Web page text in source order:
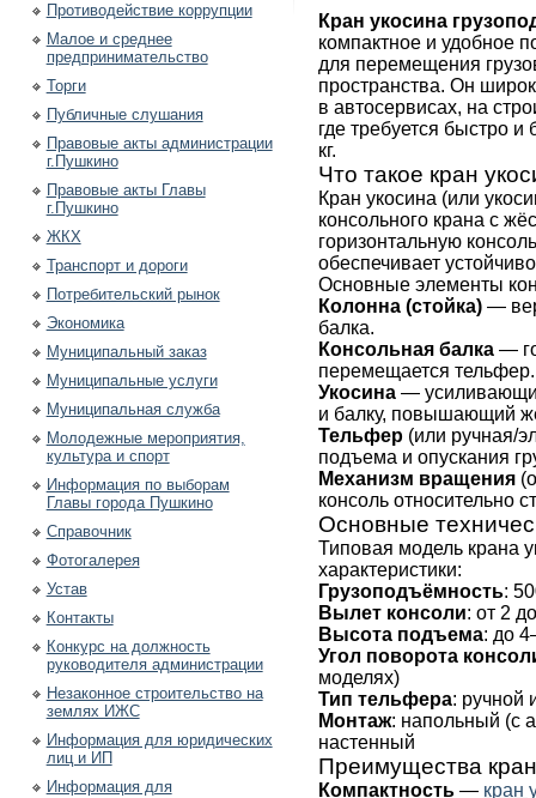
Противодействие коррупции
Малое и среднее
предпринимательство
Торги
Публичные слушания
Правовые акты администрации
г.Пушкино
Правовые акты Главы
г.Пушкино
ЖКХ
Транспорт и дороги
Потребительский рынок
Экономика
Муниципальный заказ
Муниципальные услуги
Муниципальная служба
Молодежные мероприятия,
культура и спорт
Информация по выборам
Главы города Пушкино
Справочник
Фотогалерея
Устав
Контакты
Конкурс на должность
руководителя администрации
Незаконное строительство на
землях ИЖС
Информация для юридических
лиц и ИП
Информация для
Кран укосина
компактное и удобное
для перемещения
пространства. Он
в автосервисах, на
где требуется быстро
кг.
Что такое кран
Кран укосина (или
консольного крана с
горизонтальную
обеспечивает
Основные элементы
Колонна (стойка) —
балка.
Консольная балка —
перемещается тельфер.
Укосина —
и балку, повышающий
Тельфер (или ручная/
подъема и опускания
Механизм вращения
консоль относительно
Основные
Типовая модель крана
характеристики:
Грузоподъёмность:
Вылет консоли: от 2
Высота подъема: до
Угол поворота
моделях)
Тип тельфера: ручной
Монтаж: напольный (с
настенный
Преимущества
Компактность — кран